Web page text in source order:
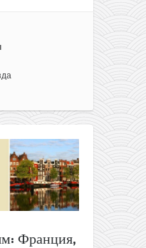
Франция,